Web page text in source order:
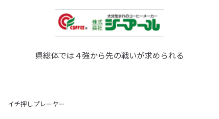
県総体では４強から先の戦いが求められる
イチ押しプレーヤー